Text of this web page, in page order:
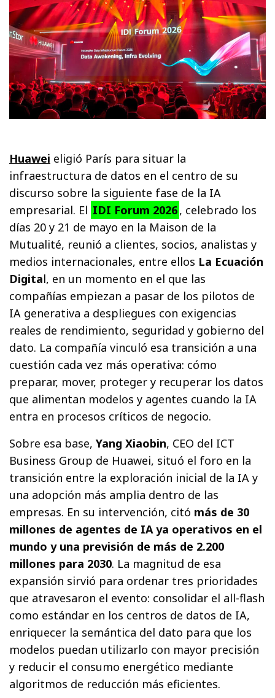
Huawei eligió París para situar la
infraestructura de datos en el centro de su
discurso sobre la siguiente fase de la IA
empresarial. El IDI Forum 2026, celebrado los
días 20 y 21 de mayo en la Maison de la
Mutualité, reunió a clientes, socios, analistas y
medios internacionales, entre ellos La Ecuación
Digital, en un momento en el que las
compañías empiezan a pasar de los pilotos de
IA generativa a despliegues con exigencias
reales de rendimiento, seguridad y gobierno del
dato. La compañía vinculó esa transición a una
cuestión cada vez más operativa: cómo
preparar, mover, proteger y recuperar los datos
que alimentan modelos y agentes cuando la IA
entra en procesos críticos de negocio.
Sobre esa base,Yang Xiaobin, CEO del ICT
Business Group de Huawei, situó el foro en la
transición entre la exploración inicial de la IA y
una adopción más amplia dentro de las
empresas. En su intervención, citó más de 30
millones de agentes de IA ya operativos en el
mundo y una previsión de más de 2.200
millones para 2030. La magnitud de esa
expansión sirvió para ordenar tres prioridades
que atravesaron el evento: consolidar el all-flash
como estándar en los centros de datos de IA,
enriquecer la semántica del dato para que los
modelos puedan utilizarlo con mayor precisión
y reducir el consumo energético mediante
algoritmos de reducción más eficientes.